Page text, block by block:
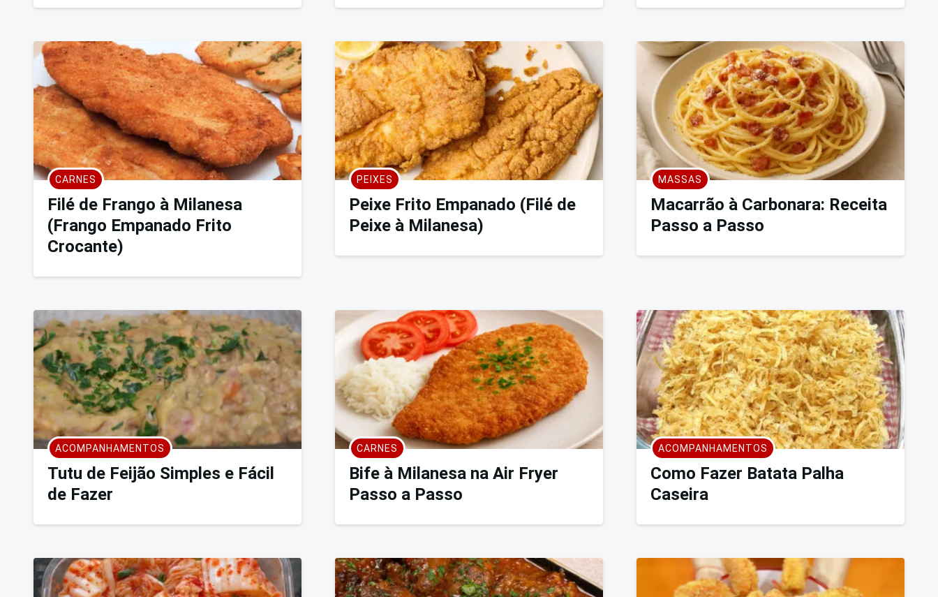
CARNES
Filé de Frango à Milanesa
(Frango Empanado Frito
Crocante)
PEIXES
Peixe Frito Empanado (Filé de
Peixe à Milanesa)
MASSAS
Macarrão à Carbonara: Receita
Passo a Passo
ACOMPANHAMENTOS
Tutu de Feijão Simples e Fácil
de Fazer
CARNES
Bife à Milanesa na Air Fryer
Passo a Passo
ACOMPANHAMENTOS
Como Fazer Batata Palha
Caseira